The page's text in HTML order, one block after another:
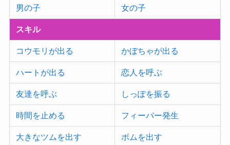
男の子 女の子
スキル
コウモリが出る かぼちゃが出る
ハートが出る 恋人を呼ぶ
友達を呼ぶ しっぽを振る
時間を止める フィーバー発生
大きなツムを出す ボムを出す